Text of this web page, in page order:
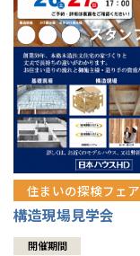
住まいの探検フェア
構造現場見学会
開催期間